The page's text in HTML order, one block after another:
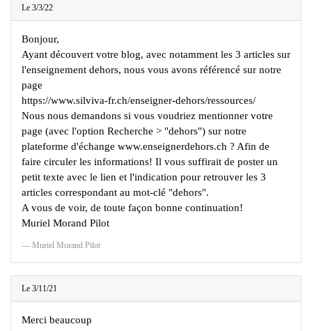
Le 3/3/22
Bonjour,
Ayant découvert votre blog, avec notamment les 3 articles sur
l'enseignement dehors, nous vous avons référencé sur notre
page
https://www.silviva-fr.ch/enseigner-dehors/ressources/
Nous nous demandons si vous voudriez mentionner votre
page (avec l'option Recherche > "dehors") sur notre
plateforme d'échange www.enseignerdehors.ch ? Afin de
faire circuler les informations! Il vous suffirait de poster un
petit texte avec le lien et l'indication pour retrouver les 3
articles correspondant au mot-clé "dehors".
A vous de voir, de toute façon bonne continuation!
Muriel Morand Pilot
Muriel Morand Pilot
Le 3/11/21
Merci beaucoup